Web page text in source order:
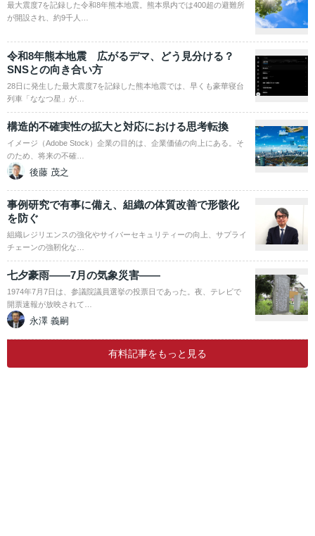
最大震度7を記録した令和8年熊本地震。熊本県内では400超の避難所
が開設され、約9千人…
令和8年熊本地震 広がるデマ、どう見分ける？
SNSとの向き合い方
28日に発生した最大震度7を記録した熊本地震では、早くも豪華寝台
列車「ななつ星」が…
構造的不確実性の拡大と対応における思考転換
イメージ（Adobe Stock）企業の目的は、企業価値の向上にある。そ
のため、将来の不確…
後藤 茂之
事例研究で有事に備え、組織の体質改善で形骸化
を防ぐ
組織レジリエンスの強化やサイバーセキュリティーの向上、サプライ
チェーンの強靭化な…
七夕豪雨――7月の気象災害――
1974年7月7日は、参議院議員選挙の投票日であった。夜、テレビで
開票速報が放映されて…
永澤 義嗣
有料記事をもっと見る